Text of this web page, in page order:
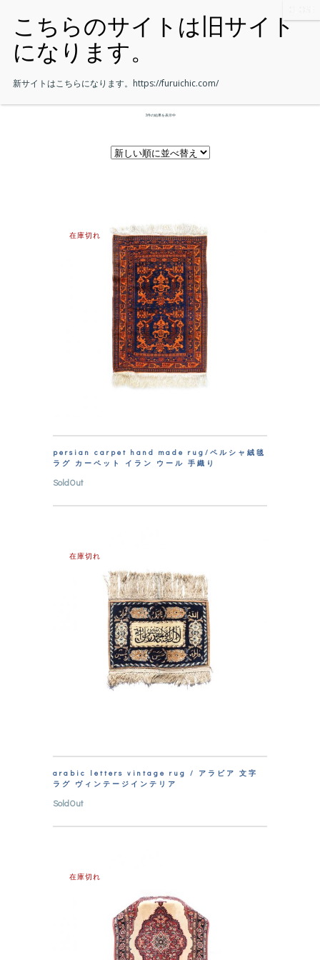
3件の結果を表示中
在庫切れ
persian carpet hand made rug/ペルシャ絨毯
ラグ カーペット イラン ウール 手織り
SoldOut
在庫切れ
arabic letters vintage rug / アラビア 文字
ラグ ヴィンテージインテリア
SoldOut
在庫切れ
新サイトはこちらになります。 https://furuichic.com/